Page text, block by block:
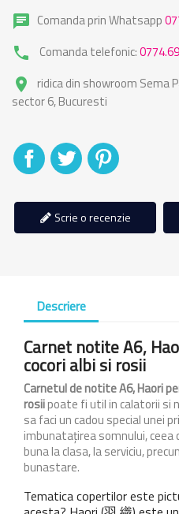
chat Comanda prin Whatsapp
phone Comanda telefonic:
place
ridica din showroom Sema
sector 6, Bucuresti
DistribuitiTweet
Scrie o recenzie
Descriere
Carnet notite A6,
cocori albi si rosii
Carnetul de notite A6,Haori
rosiipoate fi util in calatorii si
sa faci un cadou special unei
imbunatațirea somnului, ceea
buna la clasa, la serviciu,
bunastare.
Tematica copertilor este